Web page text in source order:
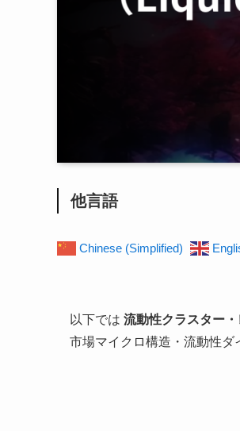
他言語
Chinese (Simplified)
以下では 流動性クラスター
市場マイクロ構造・流動性ダ